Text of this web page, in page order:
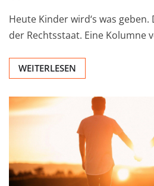
Heute Kinder wird‘s was
der Rechtsstaat. Eine Kolumne
WEITERLESEN